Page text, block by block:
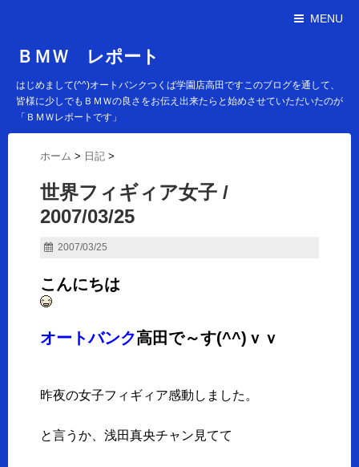
MENU
ＢＭＷ レポート
はじめまして(^^)オートバンクつくば学園店高田ですこのブログを通して、
皆様に少しでもＢＭＷの良さをお伝え出来たらと始めさせていただいたのが
「ＢＭＷレポートです」
ホーム > 日記 >
世界フィギィア女子 /
2007/03/25
2007/03/25
こんにちは
オートバンク高田で～す(^^)ｖｖ
昨夜の女子フィギィア感動しました。
と言うか、浅田真央チャン見てて